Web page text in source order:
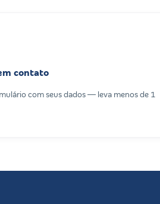
contato
com seus dados — leva menos de 1